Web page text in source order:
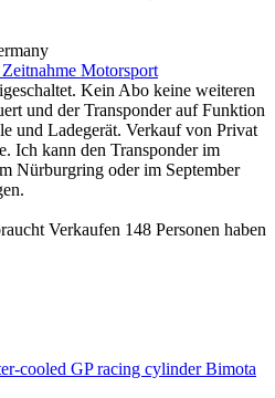
Motorsport
Kein Abo keine weiteren
und der Transponder auf Funktion
und Ladegerät. Verkauf von Privat
Ich kann den Transponder im
Nürburgring oder im September
Verkaufen 148 Personen haben